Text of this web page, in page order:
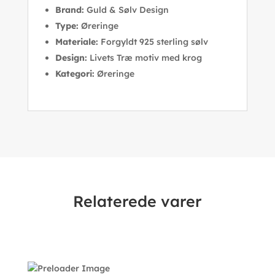
Brand: Guld & Sølv Design
Type: Øreringe
Materiale: Forgyldt 925 sterling sølv
Design: Livets Træ motiv med krog
Kategori: Øreringe
Relaterede varer